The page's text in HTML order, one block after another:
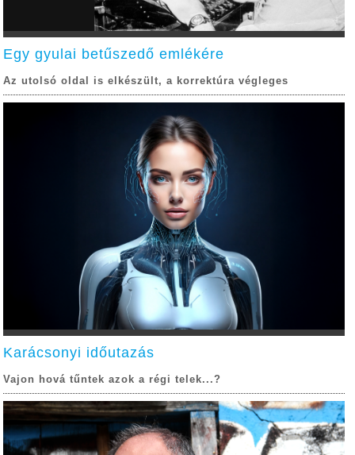
Egy gyulai betűszedő emlékére
Az utolsó oldal is elkészült, a korrektúra végleges
Karácsonyi időutazás
Vajon hová tűntek azok a régi telek...?